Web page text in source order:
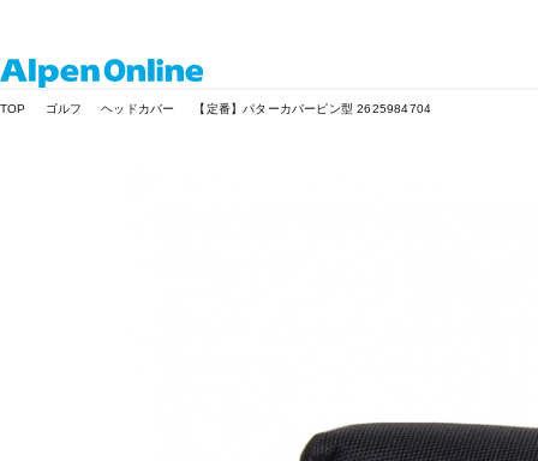
Online
TOP ゴルフ ヘッドカバー 【定番】パターカバーピン型 2625984704